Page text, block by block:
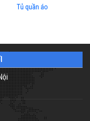
Tủ quần áo